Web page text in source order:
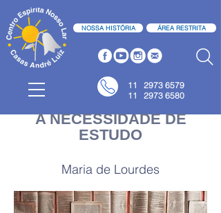
NOSSA HISTÓRIA ÁREA RESTRITA
11 2973 6579
11 2973 6580
A NECESSIDADE DE
ESTUDO
Maria de Lourdes